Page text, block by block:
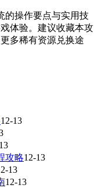
的操作要点与实用技
体验。建议收藏本攻
多稀有资源兑换途
12-13
攻略12-13
13
12-13